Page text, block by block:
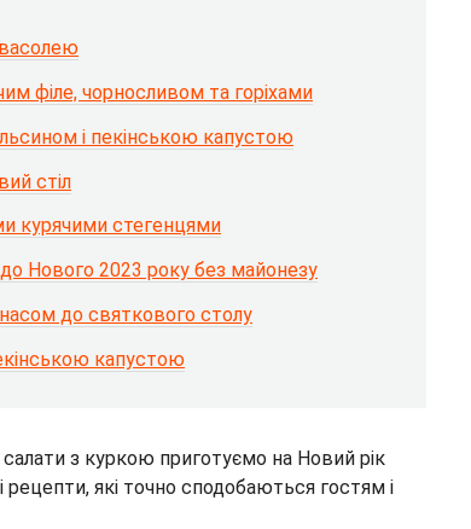
філе, чорносливом та горіхами
і пекінською капустою
стіл
курячими стегенцями
Нового 2023 року без майонезу
до святкового столу
капустою
з куркою приготуємо на Новий рік
які точно сподобаються гостям і